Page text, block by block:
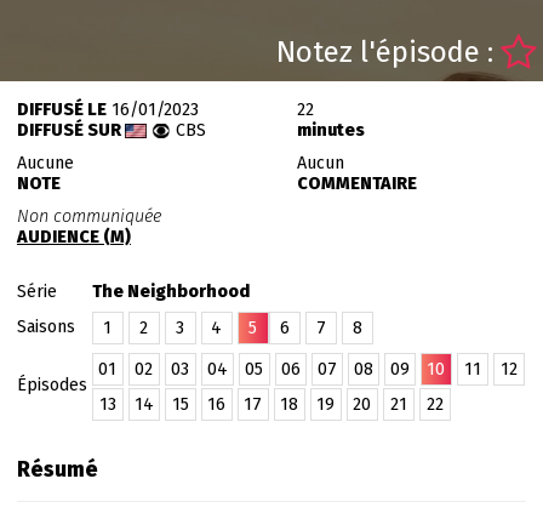
Notez l'épisode :
DIFFUSÉ LE16/01/2023
DIFFUSÉ SUR
CBS
22
minutes
Aucune
NOTE
Aucun
COMMENTAIRE
Non communiquée
AUDIENCE (M)
Série
The Neighborhood
Saisons
1 2 3 4 5 6 7 8
Épisodes
01 02 03 04 05 06 07 08 09 10 11
12
13
14 15 16 17 18 19 20 21 22
Résumé